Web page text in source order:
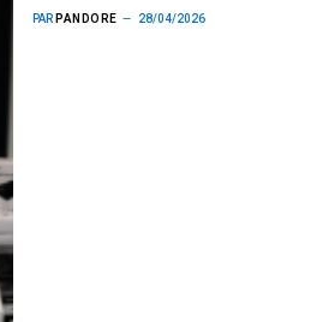
PAR PANDORE 28/04/2026